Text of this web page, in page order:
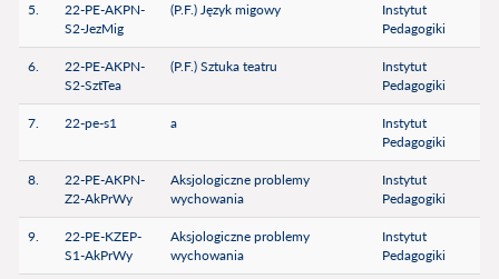
5.
22-PE-AKPN-
S2-JezMig
(P.F.) Język migowy
Instytut
Pedagogiki
6.
22-PE-AKPN-
S2-SztTea
(P.F.) Sztuka teatru
Instytut
Pedagogiki
7. 22-pe-s1 a
Instytut
Pedagogiki
8.
22-PE-AKPN-
Z2-AkPrWy
Aksjologiczne problemy
wychowania
Instytut
Pedagogiki
9.
22-PE-KZEP-
S1-AkPrWy
Aksjologiczne problemy
wychowania
Instytut
Pedagogiki